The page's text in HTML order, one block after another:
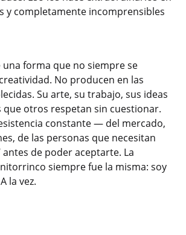
y completamente incomprensibles
una forma que no siempre se
No producen en las
Su arte, su trabajo, sus ideas
otros respetan sin cuestionar.
constante — del mercado,
de las personas que necesitan
antes de poder aceptarte. La
siempre fue la misma: soy
la vez.